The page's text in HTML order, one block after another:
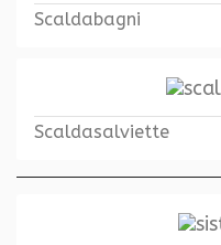
Scaldabagni
Scaldasalviette